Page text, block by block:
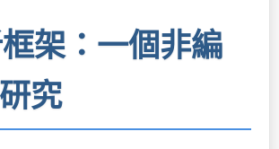
架：一個非編
究